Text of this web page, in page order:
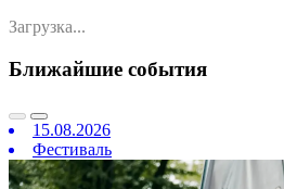
Загрузка...
Ближайшие события
15.08.2026
Фестиваль